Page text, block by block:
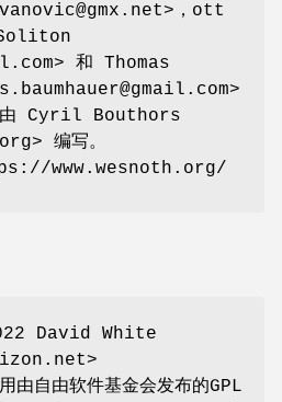
，ott
和 Thomas
由 Cyril Bouthors
编写。
www.wesnoth.org/
David White
由自由软件基金会发布的GPL